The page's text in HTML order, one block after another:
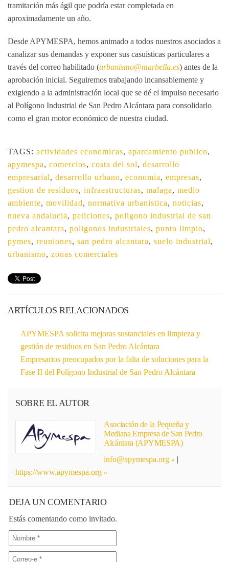
tramitación más ágil que podría estar completada en
aproximadamente un año.
Desde APYMESPA, hemos animado a todos nuestros asociados a
canalizar sus demandas y exponer sus casuísticas particulares a
través del correo habilitado (urbanismo@marbella.es) antes de la
aprobación inicial. Seguiremos trabajando incansablemente y
exigiendo a la administración local que se dé el impulso necesario
al Polígono Industrial de San Pedro Alcántara para consolidarlo
como el gran motor económico de nuestra ciudad.
TAGS: actividades economicas, aparcamiento publico,
apymespa, comercios, costa del sol, desarrollo
empresarial, desarrollo urbano, economia, empresas,
gestion de residuos, infraestructuras, malaga, medio
ambiente, movilidad, normativa urbanistica, noticias,
nueva andalucia, peticiones, poligono industrial de san
pedro alcantara, poligonos industriales, punto limpio,
pymes, reuniones, san pedro alcantara, suelo industrial,
urbanismo, zonas comerciales
ARTÍCULOS RELACIONADOS
APYMESPA solicita mejoras sustanciales en limpieza y
gestión de residuos en San Pedro Alcántara
Empresarios preocupados por la falta de soluciones para la
Fase II del Polígono Industrial de San Pedro Alcántara
SOBRE EL AUTOR
Asociación de la Pequeña y
Mediana Empresa de San Pedro
Alcántara (APYMESPA)
info@apymespa.org
|
https://www.apymespa.org
DEJA UN COMENTARIO
Estás comentando como invitado.